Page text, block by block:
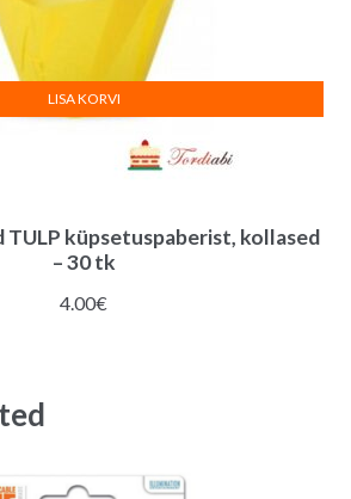
küpsetuspaberist, kollased
– 30 tk
4.00€
LISA KORVI